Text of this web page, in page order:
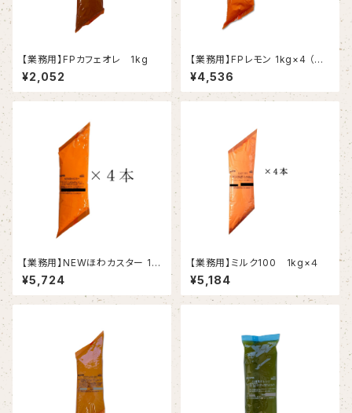
【業務用】FPカフェオレ 1kg
¥2,052
【業務用】FPレモン 1kg×4 （春
夏限定〈2～8月〉）
¥4,536
【業務用】NEWほわカスター 1k
g×4
¥5,724
【業務用】ミルク100 1kg×４
¥5,184